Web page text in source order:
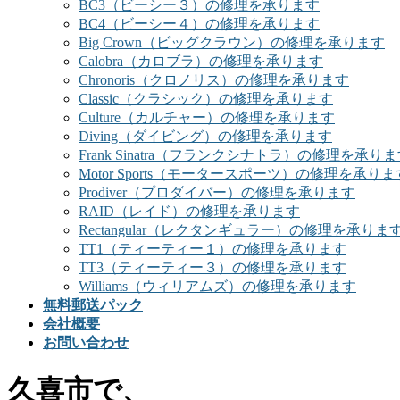
BC3（ビーシー３）の修理を承ります
BC4（ビーシー４）の修理を承ります
Big Crown（ビッグクラウン）の修理を承ります
Calobra（カロブラ）の修理を承ります
Chronoris（クロノリス）の修理を承ります
Classic（クラシック）の修理を承ります
Culture（カルチャー）の修理を承ります
Diving（ダイビング）の修理を承ります
Frank Sinatra（フランクシナトラ）の修理を承りま
Motor Sports（モータースポーツ）の修理を承りま
Prodiver（プロダイバー）の修理を承ります
RAID（レイド）の修理を承ります
Rectangular（レクタンギュラー）の修理を承りま
TT1（ティーティー１）の修理を承ります
TT3（ティーティー３）の修理を承ります
Williams（ウィリアムズ）の修理を承ります
無料郵送パック
会社概要
お問い合わせ
久喜市で、